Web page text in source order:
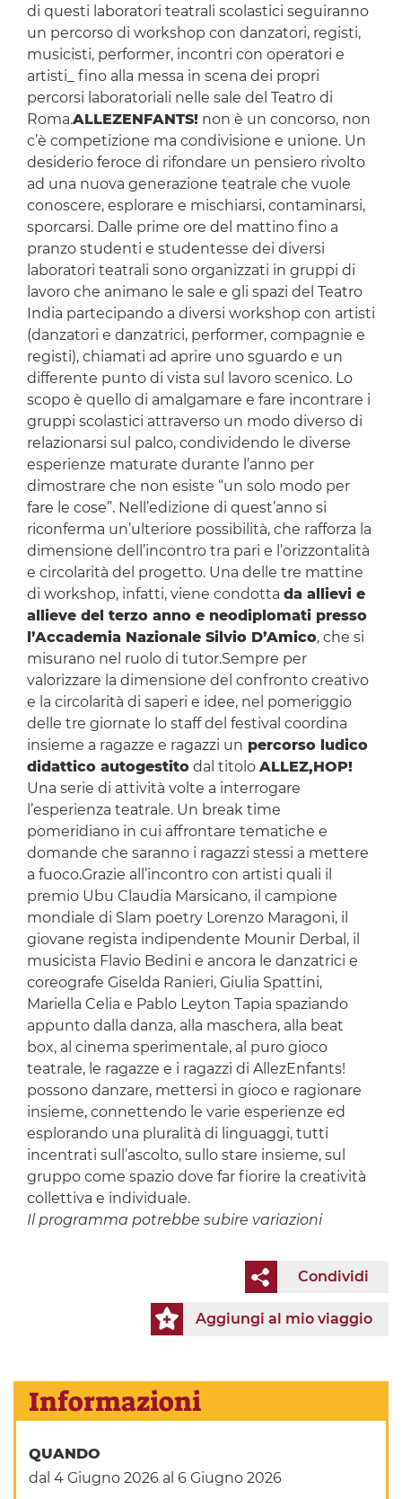
di questi laboratori teatrali scolastici seguiranno
un percorso di workshop con danzatori, registi,
musicisti, performer, incontri con operatori e
artisti_ fino alla messa in scena dei propri
percorsi laboratoriali nelle sale del Teatro di
Roma.ALLEZENFANTS!non è un concorso, non
c’è competizione ma condivisione e unione. Un
desiderio feroce di rifondare un pensiero rivolto
ad una nuova generazione teatrale che vuole
conoscere, esplorare e mischiarsi, contaminarsi,
sporcarsi. Dalle prime ore del mattino fino a
pranzo studenti e studentesse dei diversi
laboratori teatrali sono organizzati in gruppi di
lavoro che animano le sale e gli spazi del Teatro
India partecipando a diversi workshop con artisti
(danzatori e danzatrici, performer, compagnie e
registi), chiamati ad aprire uno sguardo e un
differente punto di vista sul lavoro scenico. Lo
scopo è quello di amalgamare e fare incontrare i
gruppi scolastici attraverso un modo diverso di
relazionarsi sul palco, condividendo le diverse
esperienze maturate durante l’anno per
dimostrare che non esiste “un solo modo per
fare le cose”. Nell’edizione di quest’anno si
riconferma un’ulteriore possibilità, che rafforza la
dimensione dell’incontro tra pari e l’orizzontalità
e circolarità del progetto. Una delle tre mattine
di workshop, infatti, viene condotta da allievi e
allieve del terzo anno e neodiplomati presso
l’Accademia Nazionale Silvio D’Amico, che si
misurano nel ruolo di tutor.Sempre per
valorizzare la dimensione del confronto creativo
e la circolarità di saperi e idee, nel pomeriggio
delle tre giornate lo staff del festival coordina
insieme a ragazze e ragazzi un percorso ludico
didattico autogestitodal titolo ALLEZ,HOP!
Una serie di attività volte a interrogare
l’esperienza teatrale. Un break time
pomeridiano in cui affrontare tematiche e
domande che saranno i ragazzi stessi a mettere
a fuoco.Grazie all’incontro con artisti quali il
premio Ubu Claudia Marsicano, il campione
mondiale di Slam poetry Lorenzo Maragoni, il
giovane regista indipendente Mounir Derbal, il
musicista Flavio Bedini e ancora le danzatrici e
coreografe Giselda Ranieri, Giulia Spattini,
Mariella Celia e Pablo Leyton Tapia spaziando
appunto dalla danza, alla maschera, alla beat
box, al cinema sperimentale, al puro gioco
teatrale, le ragazze e i ragazzi di AllezEnfants!
possono danzare, mettersi in gioco e ragionare
insieme, connettendo le varie esperienze ed
esplorando una pluralità di linguaggi, tutti
incentrati sull’ascolto, sullo stare insieme, sul
gruppo come spazio dove far fiorire la creatività
collettiva e individuale.
Il programma potrebbe subire variazioni
Condividi
Aggiungi al mio viaggio
Informazioni
QUANDO
dal 4 Giugno 2026 al 6 Giugno 2026